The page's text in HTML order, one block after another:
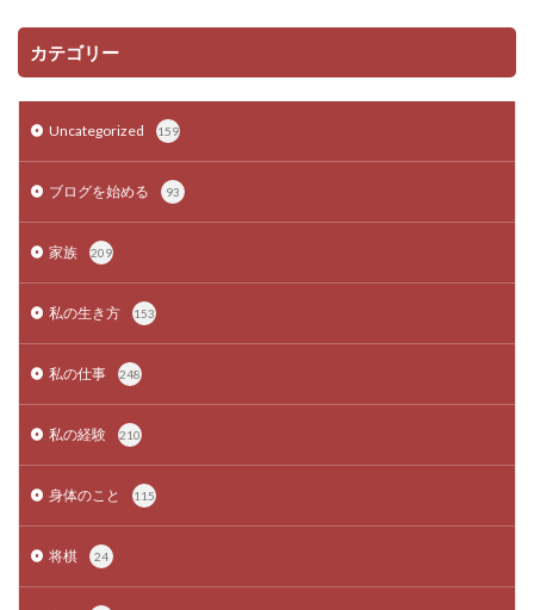
カテゴリー
Uncategorized 159
ブログを始める 93
家族 209
私の生き方 153
私の仕事 248
私の経験 210
身体のこと 115
将棋 24